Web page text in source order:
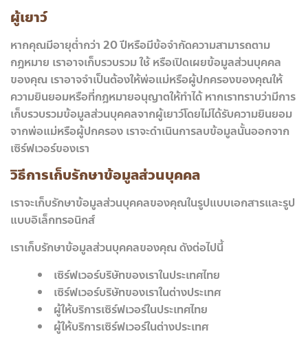
ผู้เยาว์
หากคุณมีอายุต่ำกว่า 20 ปีหรือมีข้อจำกัดความสามารถตาม
กฎหมาย เราอาจเก็บรวบรวม ใช้ หรือเปิดเผยข้อมูลส่วนบุคคล
ของคุณ เราอาจจำเป็นต้องให้พ่อแม่หรือผู้ปกครองของคุณให้
ความยินยอมหรือที่กฎหมายอนุญาตให้ทำได้ หากเราทราบว่ามีการ
เก็บรวบรวมข้อมูลส่วนบุคคลจากผู้เยาว์โดยไม่ได้รับความยินยอม
จากพ่อแม่หรือผู้ปกครอง เราจะดำเนินการลบข้อมูลนั้นออกจาก
เซิร์ฟเวอร์ของเรา
วิธีการเก็บรักษาข้อมูลส่วนบุคคล
เราจะเก็บรักษาข้อมูลส่วนบุคคลของคุณในรูปแบบเอกสารและรูป
แบบอิเล็กทรอนิกส์
เราเก็บรักษาข้อมูลส่วนบุคคลของคุณ ดังต่อไปนี้
เซิร์ฟเวอร์บริษัทของเราในประเทศไทย
เซิร์ฟเวอร์บริษัทของเราในต่างประเทศ
ผู้ให้บริการเซิร์ฟเวอร์ในประเทศไทย
ผู้ให้บริการเซิร์ฟเวอร์ในต่างประเทศ